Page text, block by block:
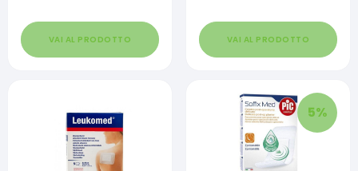
VAI AL PRODOTTO VAI AL PRODOTTO
5%